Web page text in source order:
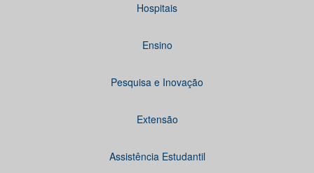
Hospitais
Ensino
Pesquisa e Inovação
Extensão
Assistência Estudantil